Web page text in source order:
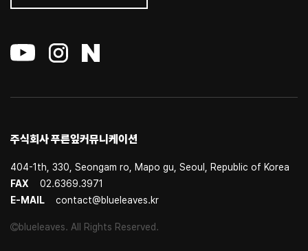
주식회사 푸른잎커뮤니케이션
404-1th, 330, Seongam ro, Mapo gu, Seoul, Republic of Korea
FAX
02.6369.3971
E-MAIL
contact@blueleaves.kr
blueleaves. All Rights Reserved.